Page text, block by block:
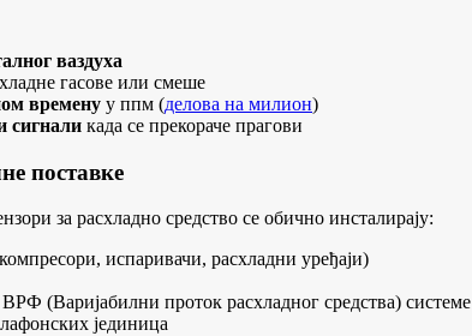
ваздуха
гасове или смеше
времену у ппм (делова на милион)
сигнали када се прекораче прагови
поставке
за расхладно средство се обично инсталирају:
испаривачи, расхладни уређаји)
ВРФ (Варијабилни проток расхладног средства) системе
јединица